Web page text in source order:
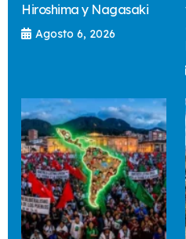
Hiroshima y Nagasaki
Agosto 6, 2026